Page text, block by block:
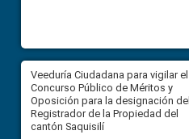
Veeduría Ciudadana para vigilar el
Concurso Público de Méritos y
Oposición para la designación del
Registrador de la Propiedad del
cantón Saquisilí